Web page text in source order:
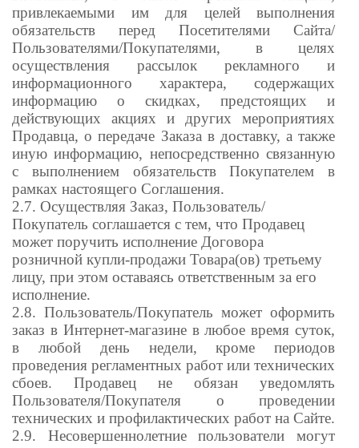
привлекаемыми им для целей выполнения
обязательств перед Посетителями Сайта/
Пользователями/Покупателями, в целях
осуществления рассылок рекламного и
информационного характера, содержащих
информацию о скидках, предстоящих и
действующих акциях и других мероприятиях
Продавца, о передаче Заказа в доставку, а также
иную информацию, непосредственно связанную
с выполнением обязательств Покупателем в
рамках настоящего Соглашения.
2.7. Осуществляя Заказ, Пользователь/
Покупатель соглашается с тем, что Продавец
может поручить исполнение Договора
розничной купли-продажи Товара(ов) третьему
лицу, при этом оставаясь ответственным за его
исполнение.
2.8. Пользователь/Покупатель может оформить
заказ в Интернет-магазине в любое время суток,
в любой день недели, кроме периодов
проведения регламентных работ или технических
сбоев. Продавец не обязан уведомлять
Пользователя/Покупателя о проведении
технических и профилактических работ на Сайте.
2.9. Несовершеннолетние пользователи могут